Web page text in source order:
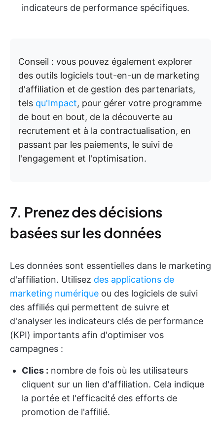
indicateurs de performance spécifiques.
Conseil : vous pouvez également explorer
des outils logiciels tout-en-un de marketing
d'affiliation et de gestion des partenariats,
tels qu'Impact, pour gérer votre programme
de bout en bout, de la découverte au
recrutement et à la contractualisation, en
passant par les paiements, le suivi de
l'engagement et l'optimisation.
7. Prenez des décisions
basées sur les données
Les données sont essentielles dans le marketing
d'affiliation. Utilisez des applications de
marketing numérique ou des logiciels de suivi
des affiliés qui permettent de suivre et
d'analyser les indicateurs clés de performance
(KPI) importants afin d'optimiser vos
campagnes :
Clics : nombre de fois où les utilisateurs
cliquent sur un lien d'affiliation. Cela indique
la portée et l'efficacité des efforts de
promotion de l'affilié.